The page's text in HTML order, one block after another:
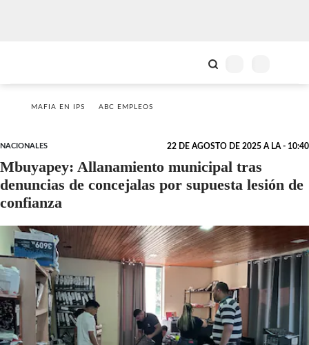
MAFIA EN IPS ABC EMPLEOS
NACIONALES 22 DE AGOSTO DE 2025 A LA - 10:40
Mbuyapey: Allanamiento municipal tras
denuncias de concejalas por supuesta lesión de
confianza